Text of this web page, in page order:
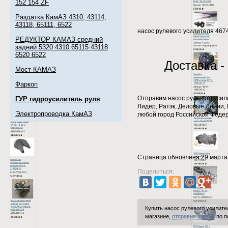
152 154 ZF
Раздатка КамАЗ 4310, 43114,
43118, 65111, 6522
РЕДУКТОР КАМАЗ средний
задний 5320 4310 65115 43118
6520 6522
Мост КАМАЗ
Фаркоп
ГУР гидроусилитель руля
Электропроводка КамАЗ
насос рулевого усилителя
Доставка
Отправим насос рулевого
Лидер, Ратэк, Деловые Линии,
любой город Российской
Страница обновлена 29 марта
Поделиться:
Купить насос рулевого
магазине, отправив заявкупо